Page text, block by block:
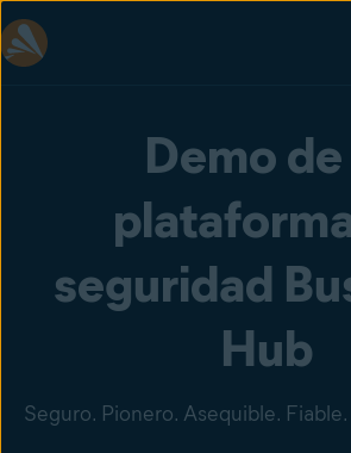
Demo de
seguridad
Hub
Seguro. Pionero. Asequible. Fiable.